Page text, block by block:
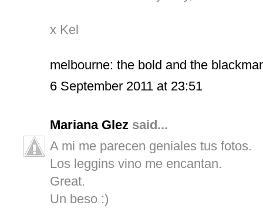
x Kel
melbourne: the bold and the
6 September 2011 at 23:51
Mariana Glez said...
A mi me parecen geniales tus fotos.
Los leggins vino me encantan.
Great.
Un beso :)